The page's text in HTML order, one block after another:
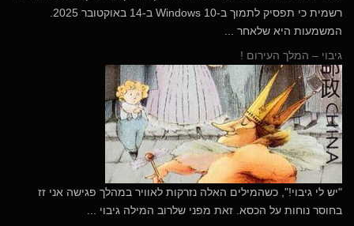
רשמית כי תפסיק לתמוך ב-Windows 10 ב-14 באוקטובר 2025.
המשמעות היא שלאחר ...
גיבוי – המלך העירום !
"יש לי גיבוי!", כשהמילים האלה נזרקות לאוויר במהלך פגישה אני זז
בחוסר נוחות על הכסא. זאת מפני שלרוב המילה גיבוי ...